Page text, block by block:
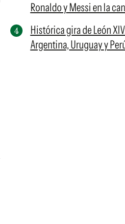
Ronaldo y Messi en la
Histórica gira de León
Argentina, Uruguay y